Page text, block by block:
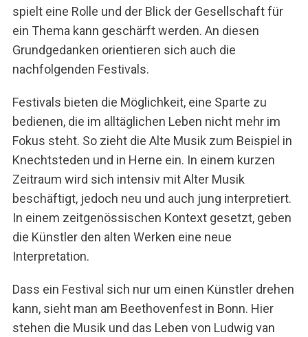
spielt eine Rolle und der Blick der Gesellschaft für
ein Thema kann geschärft werden. An diesen
Grundgedanken orientieren sich auch die
nachfolgenden Festivals.
Festivals bieten die Möglichkeit, eine Sparte zu
bedienen, die im alltäglichen Leben nicht mehr im
Fokus steht. So zieht die Alte Musik zum Beispiel in
Knechtsteden und in Herne ein. In einem kurzen
Zeitraum wird sich intensiv mit Alter Musik
beschäftigt, jedoch neu und auch jung interpretiert.
In einem zeitgenössischen Kontext gesetzt, geben
die Künstler den alten Werken eine neue
Interpretation.
Dass ein Festival sich nur um einen Künstler drehen
kann, sieht man am Beethovenfest in Bonn. Hier
stehen die Musik und das Leben von Ludwig van